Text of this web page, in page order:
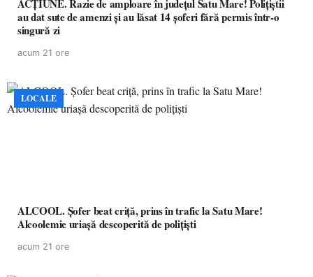
ACȚIUNE. Razie de amploare în județul Satu Mare! Polițiștii
au dat sute de amenzi și au lăsat 14 șoferi fără permis într-o
singură zi
acum 21 ore
LOCALE
ALCOOL. Șofer beat criță, prins în trafic la Satu Mare!
Alcoolemie uriașă descoperită de polițiști
acum 21 ore